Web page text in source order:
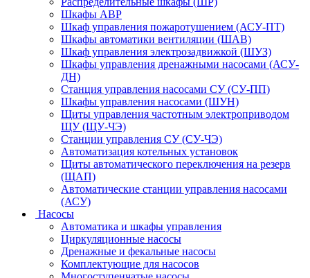
Шкафы АВР
Шкаф управления пожаротушением (АСУ-ПТ)
Шкафы автоматики вентиляции (ШАВ)
Шкаф управления электрозадвижкой (ШУЗ)
Шкафы управления дренажными насосами (АСУ-
ДН)
Станция управления насосами СУ (СУ-ПП)
Шкафы управления насосами (ШУН)
Щиты управления частотным электроприводом
ЩУ (ЩУ-ЧЭ)
Станции управления СУ (СУ-ЧЭ)
Автоматизация котельных установок
Щиты автоматического переключения на резерв
(ЩАП)
Автоматические станции управления насосами
(АСУ)
Насосы
Автоматика и шкафы управления
Циркуляционные насосы
Дренажные и фекальные насосы
Комплектующие для насосов